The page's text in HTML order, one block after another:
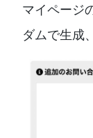
マイページ
ダムで生成